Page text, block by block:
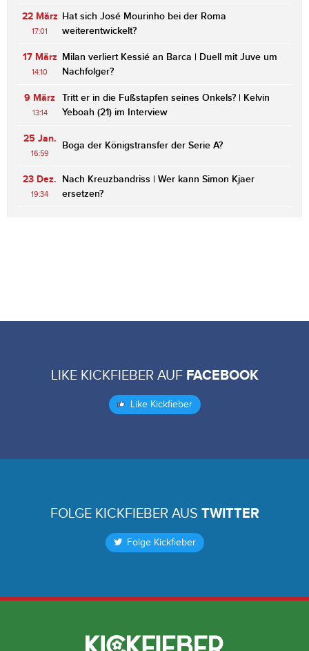
22 März
17:01
Hat sich José Mourinho bei der Roma
weiterentwickelt?
17 März
14:10
Milan verliert Kessié an Barca | Duell mit Juve um
Nachfolger?
9 März
13:14
Tritt er in die Fußstapfen seines Onkels? | Kelvin
Yeboah (21) im Interview
25 Jan.
16:59
Boga der Königstransfer der Serie A?
23 Dez.
19:34
Nach Kreuzbandriss | Wer kann Simon Kjaer
ersetzen?
LIKE KICKFIEBER AUF FACEBOOK
Like Kickfieber
FOLGE KICKFIEBER AUS TWITTER
Folge Kickfieber